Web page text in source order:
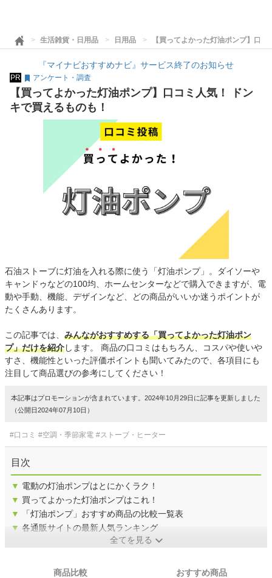
生活雑貨・日用品 日用品 【買ってよかった灯油ポンプ】口
『マイナビおすすめナビ』サービス終了のお知らせ
PR アンケート・調査
【買ってよかった灯油ポンプ】口コミ人気！ ドン
キで買えるものも！
石油ストーブに灯油を入れる際に使う「灯油ポンプ」。ダイソーや
キャンドゥなどの100均、ホームセンターなどで購入できますが、電
動や手動、機能、デザインなど、どの商品がいいか迷うポイントが
たくさんあります。
この記事では、 みんながおすすめする「買ってよかった灯油ポン
プ」だけを紹介します。 商品の口コミはもちろん、コスパや使いや
すさ、機能性といった評価ポイントも聞いてみたので、各項目にも
注目して商品選びの参考にしてください！
本記事はプロモーションが含まれています。2024年10月29日に記事を更新しました
（公開日2024年07月10日）
#口コミ #空調・季節家電 #ストーブ・ヒーター
目次
▼ 電動の灯油ポンプはとにかくラク！
▼ 買ってよかった灯油ポンプはこれ！
▼
「灯油ポンプ」おすすめ商品の比較一覧表
▼ 各通販サイトの最新人気ランキング
全てを見る
商品比較 おすすめ商品